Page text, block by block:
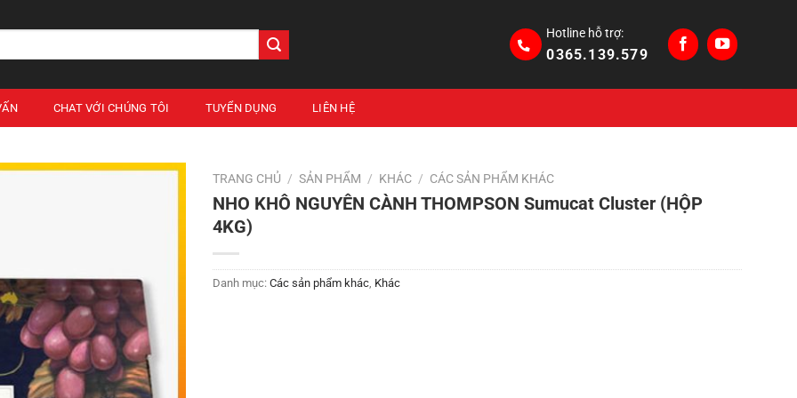
Hotline hỗ trợ:
0365.139.579
CHAT VỚI CHÚNG TÔI TUYỂN DỤNG LIÊN HỆ
TRANG CHỦ / SẢN PHẨM / KHÁC / CÁC SẢN PHẨM KHÁC
NHO KHÔ NGUYÊN CÀNH THOMPSON Sumucat Cluster (HỘP
4KG)
Danh mục: Các sản phẩm khác Khác